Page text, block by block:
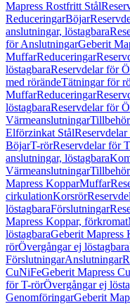
Mapress Rostfritt Stål
ReduceringarBöjar
anslutningar, löstagbara
för AnslutningarGeberit
MuffarReduceringar
löstagbaraReservdelar för
med rörändeTätningar för
MuffarReduceringar
löstagbaraReservdelar för
Värmeanslutningar
Elförzinkat Stål
BöjarT-rörReservdelar för
anslutningar, löstagbara
Värmeanslutningar
Mapress KopparMuffar
cirkulationKorsrör
löstagbaraFörslutningar
Mapress Koppar, förkromat
löstagbaraGeberit Mapress
rörÖvergångar ej löstagbara
FörslutningarAnslutningar
CuNiFeGeberit Mapress
för T-rörÖvergångar ej
GenomföringarGeberit